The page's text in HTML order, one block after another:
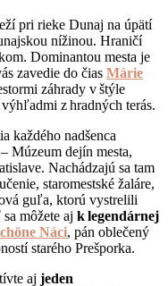
pri rieke Dunaj na úpätí
nížinou. Hraničí
Dominantou mesta je
zavedie do čias Márie
záhrady v štýle
z hradných terás.
každého nadšenca
Múzeum dejín mesta,
Nachádzajú sa tam
staromestské žaláre,
guľa, ktorú vystrelili
môžete aj k legendárnej
Náci, pán oblečený
starého Prešporka.
aj jeden